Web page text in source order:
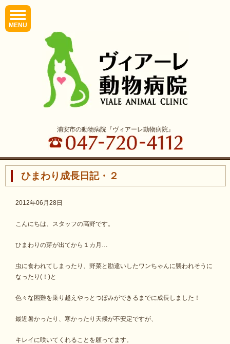
MENU
浦安市の動物病院『ヴィアーレ動物病院』
ひまわり成長日記・２
2012年06月28日
こんにちは、スタッフの高野です。
ひまわりの芽が出てから１カ月…
虫に食われてしまったり、野菜と勘違いしたワンちゃんに襲われそうに
なったり(！)と
色々な困難を乗り越えやっとつぼみができるまでに成長しました！
最近暑かったり、寒かったり天候が不安定ですが、
キレイに咲いてくれることを願ってます。